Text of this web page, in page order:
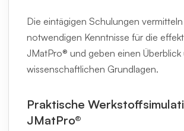
Die eintägigen Schulungen
notwendigen Kenntnisse für die
JMatPro® und geben einen Überblick
wissenschaftlichen Grundlagen.
Praktische
JMatPro®